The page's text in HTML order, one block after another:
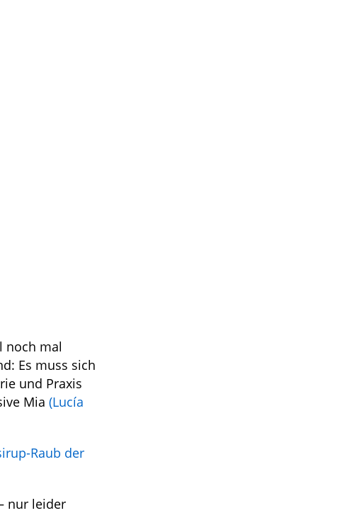
noch mal
Es muss sich
und Praxis
Mia (Lucía
Raub der
nur leider